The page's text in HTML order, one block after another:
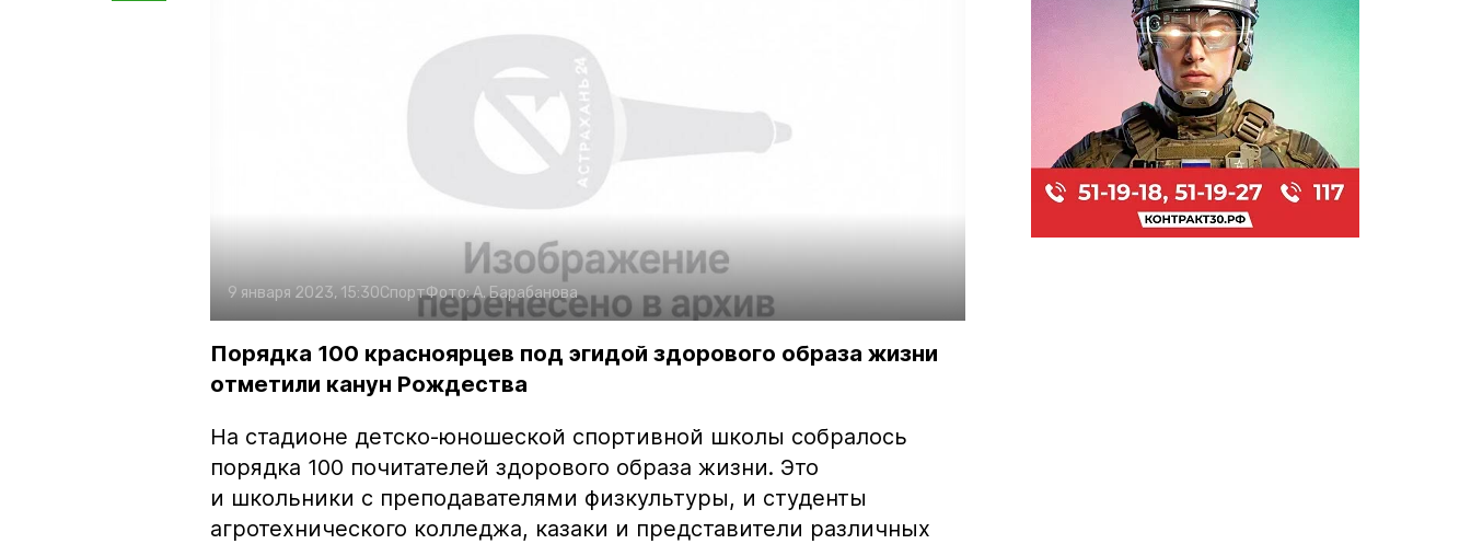
9 января 2023, 15:30СпортФото:А. Барабанова
Порядка 100 красноярцев под эгидой здорового образа жизни
отметили канун Рождества
На стадионе детско-юношеской спортивной школы собралось
порядка 100 почитателей здорового образа жизни. Это
и школьники с преподавателями физкультуры, и студенты
агротехнического колледжа, казаки и представители различных